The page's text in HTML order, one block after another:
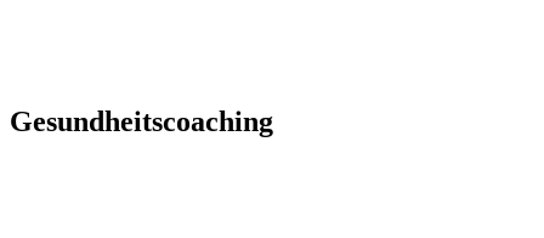
Gesundheitscoaching